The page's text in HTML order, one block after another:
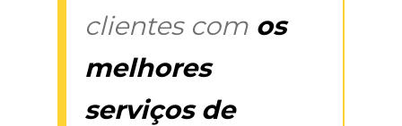
clientes com os
melhores
serviços de